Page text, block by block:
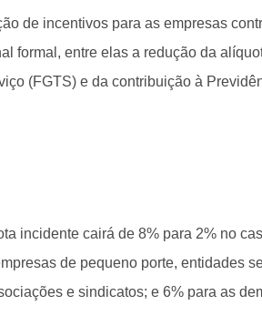
de incentivos para as empresas
formal, entre elas a redução da
(FGTS) e da contribuição à
incidente cairá de 8% para 2% no
de pequeno porte, entidades
e sindicatos; e 6% para as